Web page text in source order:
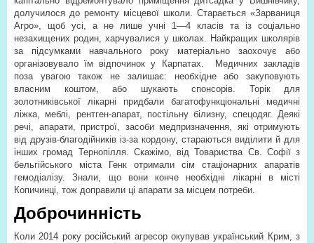
долучилося до ремонту місцевої школи. Старається «Зарваниця
Агро», щоб усі, а не лише учні 1—4 класів та із соціально
незахищених родин, харчувалися у школах. Найкращих школярів
за підсумками навчального року матеріально заохочує або
організовувало їм відпочинок у Карпатах.
Медичних закладів
поза увагою також не залишає: необхідне або закуповують
власним коштом, або шукають спонсорів. Торік для
золотниківської лікарні придбали багатофункціональні медичні
ліжка, меблі, рентген-апарат, постільну білизну, спецодяг. Деякі
речі, апарати, пристрої, засоби медпризначення, які отримують
від друзів-благодійників із-за кордону, стараються виділити й для
інших громад Тернопілля. Скажімо, від Товариства Св. Софії з
бельгійського міста Генк отримали сім стаціонарних апаратів
гемодіалізу. Знали, що вони конче необхідні лікарні в місті
Копичинці, тож доправили ці апарати за місцем потреби.
Доброчинність
Коли 2014 року російський агресор окупував український Крим, з